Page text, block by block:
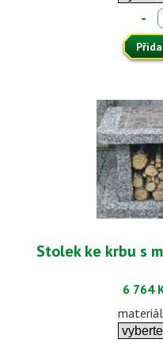
-
Stolek ke krbu s
6 764